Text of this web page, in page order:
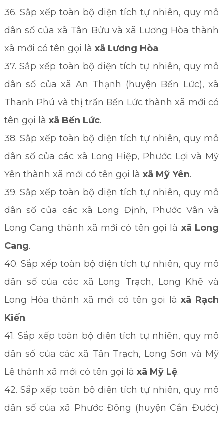
36. Sắp xếp toàn bộ diện tích tự nhiên, quy mô
dân số của xã Tân Bửu và xã Lương Hòa thành
xã mới có tên gọi là xã Lương Hòa.
37. Sắp xếp toàn bộ diện tích tự nhiên, quy mô
dân số của xã An Thạnh (huyện Bến Lức), xã
Thanh Phú và thị trấn Bến Lức thành xã mới có
tên gọi là xã Bến Lức.
38. Sắp xếp toàn bộ diện tích tự nhiên, quy mô
dân số của các xã Long Hiệp, Phước Lợi và Mỹ
Yên thành xã mới có tên gọi là xã Mỹ Yên.
39. Sắp xếp toàn bộ diện tích tự nhiên, quy mô
dân số của các xã Long Định, Phước Vân và
Long Cang thành xã mới có tên gọi là xã Long
Cang.
40. Sắp xếp toàn bộ diện tích tự nhiên, quy mô
dân số của các xã Long Trạch, Long Khê và
Long Hòa thành xã mới có tên gọi làxã Rạch
Kiến.
41. Sắp xếp toàn bộ diện tích tự nhiên, quy mô
dân số của các xã Tân Trạch, Long Sơn và Mỹ
Lệ thành xã mới có tên gọi là xã Mỹ Lệ.
42. Sắp xếp toàn bộ diện tích tự nhiên, quy mô
dân số của xã Phước Đông (huyện Cần Đước)